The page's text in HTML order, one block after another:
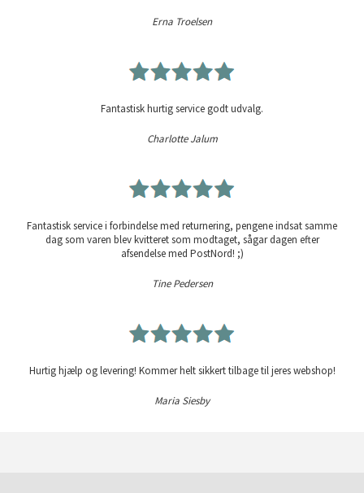
Erna Troelsen
Fantastisk hurtig service godt udvalg.
Charlotte Jalum
Fantastisk service i forbindelse med returnering, pengene indsat samme
dag som varen blev kvitteret som modtaget, sågar dagen efter
afsendelse med PostNord! ;)
Tine Pedersen
Hurtig hjælp og levering! Kommer helt sikkert tilbage til jeres webshop!
Maria Siesby